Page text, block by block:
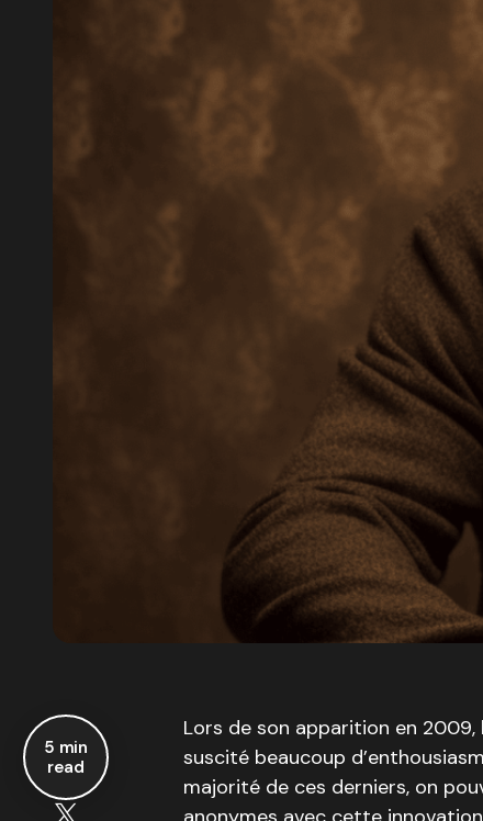
5 min
read
Lors de son apparition en
suscité beaucoup
majorité de ces derniers, on